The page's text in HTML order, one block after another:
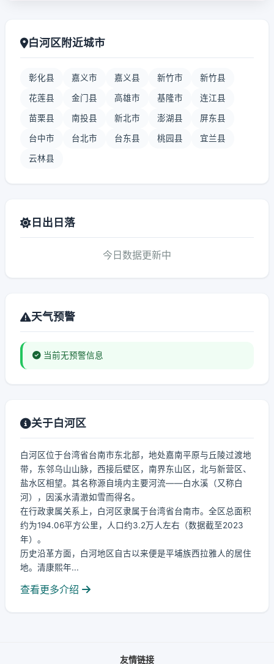
白河区附近城市
彰化县 嘉义市 嘉义县 新竹市 新竹县
花莲县 金门县 高雄市 基隆市 连江县
苗栗县 南投县 新北市 澎湖县 屏东县
台中市 台北市 台东县 桃园县 宜兰县
云林县
日出日落
今日数据更新中
天气预警
当前无预警信息
关于白河区
白河区位于台湾省台南市东北部，地处嘉南平原与丘陵过渡地
带，东邻乌山山脉，西接后壁区，南界东山区，北与新营区、
盐水区相望。其名称源自境内主要河流——白水溪（又称白
河），因溪水清澈如雪而得名。
在行政隶属关系上，白河区隶属于台湾省台南市。全区总面积
约为194.06平方公里，人口约3.2万人左右（数据截至2023
年）。
历史沿革方面，白河地区自古以来便是平埔族西拉雅人的居住
地。清康熙年...
查看更多介绍
友情链接